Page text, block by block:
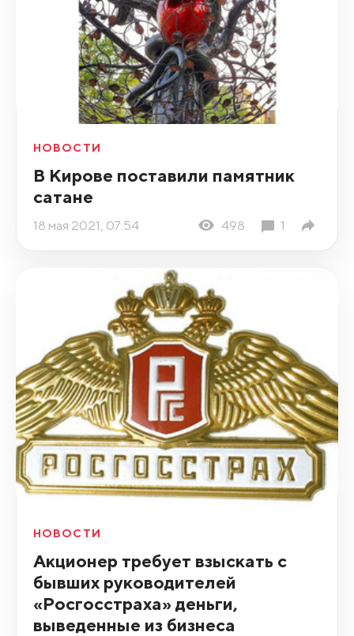
НОВОСТИ
В Кирове поставили памятник
сатане
18 мая 2021, 07:54 498 1
НОВОСТИ
Акционер требует взыскать с
бывших руководителей
«Росгосстраха» деньги,
выведенные из бизнеса